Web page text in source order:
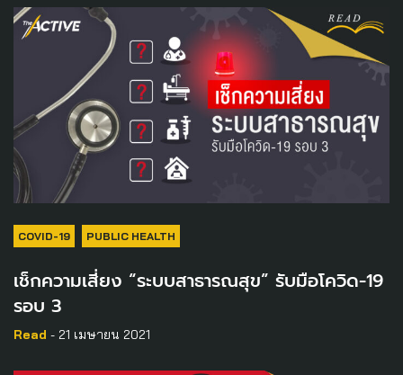
COVID-19 PUBLIC HEALTH
เช็กความเสี่ยง​ “ระบบสาธารณสุข” รับมือโควิด-19
รอบ​ 3
Read - 21 เมษายน 2021